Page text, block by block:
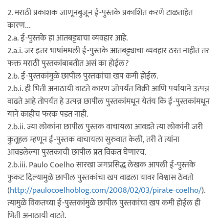
2. मराठी प्रकाशक जाणूनबुजून ई-पुस्तके प्रकाशित करणे टाळताहेत
कारण...
2.a. ई-पुस्तके हा आतबट्ट्याचा व्यवहार आहे.
2.a.i. जर इतर भाषांमधली ई-पुस्तके आतबट्ट्याचा व्यवहार ठरत नाहीत तर
फक्त मराठी पुस्तकांबाबतीत असं का होईल?
2.b. ई-पुस्तकांमुळे छापील पुस्तकांचा खप कमी होईल.
2.b.i. ही भिती अनाठायी वाटते कारण जोपर्यंत विक्री आणि पर्यायाने उत्पन्न
वाढते आहे तोपर्यंत हे उत्पन्न छापील पुस्तकांमधून येतंय कि ई-पुस्तकांमधून
याने काहीच फरक पडत नाही.
2.b.ii. ज्या लोकांना छापील पुस्तक वाचायला आवडते त्या लोकांनी जरी
कुतूहल म्हणून ई-पुस्तक वाचायला सुरुवात केली, तरी ते त्यांना
आवडलेल्या पुस्तकाची छापील प्रत विकत घेणारच.
2.b.iii. Paulo Coelho सारखा जगप्रसिद्ध लेखक आपली ई-पुस्तके
फुकट दिल्यामुळे छापील पुस्तकांचा खप वाढला यावर विश्वास ठेवतो
(http://paulocoelhoblog.com/2008/02/03/pirate-coelho/).
त्यामुळे विकतच्या ई-पुस्तकांमुळे छापील पुस्तकांचा खप कमी होईल ही
भिती अनाठायी वाटते.